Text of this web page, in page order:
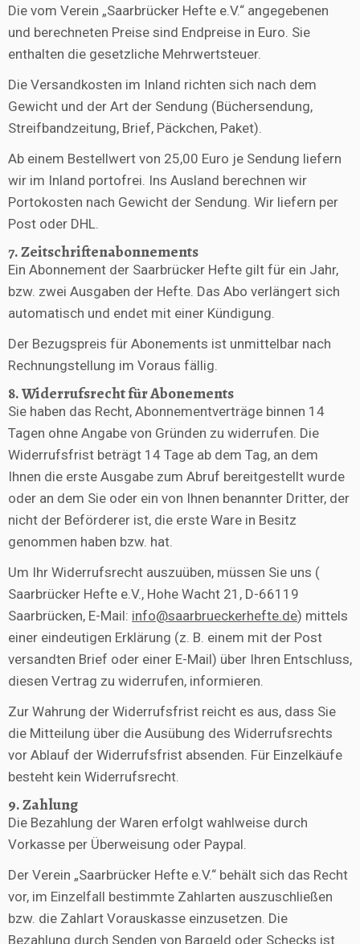
Die vom Verein „Saarbrücker Hefte e.V.“ angegebenen
und berechneten Preise sind Endpreise in Euro. Sie
enthalten die gesetzliche Mehrwertsteuer.
Die Versandkosten im Inland richten sich nach dem
Gewicht und der Art der Sendung (Büchersendung,
Streifbandzeitung, Brief, Päckchen, Paket).
Ab einem Bestellwert von 25,00 Euro je Sendung liefern
wir im Inland portofrei. Ins Ausland berechnen wir
Portokosten nach Gewicht der Sendung. Wir liefern per
Post oder DHL.
7. Zeitschriftenabonnements
Ein Abonnement der Saarbrücker Hefte gilt für ein Jahr,
bzw. zwei Ausgaben der Hefte. Das Abo verlängert sich
automatisch und endet mit einer Kündigung.
Der Bezugspreis für Abonements ist unmittelbar nach
Rechnungstellung im Voraus fällig.
8. Widerrufsrecht für Abonements
Sie haben das Recht, Abonnementverträge binnen 14
Tagen ohne Angabe von Gründen zu widerrufen. Die
Widerrufsfrist beträgt 14 Tage ab dem Tag, an dem
Ihnen die erste Ausgabe zum Abruf bereitgestellt wurde
oder an dem Sie oder ein von Ihnen benannter Dritter, der
nicht der Beförderer ist, die erste Ware in Besitz
genommen haben bzw. hat.
Um Ihr Widerrufsrecht auszuüben, müssen Sie uns (
Saarbrücker Hefte e.V., Hohe Wacht 21, D-66119
Saarbrücken, E-Mail: info@saarbrueckerhefte.de) mittels
einer eindeutigen Erklärung (z. B. einem mit der Post
versandten Brief oder einer E-Mail) über Ihren Entschluss,
diesen Vertrag zu widerrufen, informieren.
Zur Wahrung der Widerrufsfrist reicht es aus, dass Sie
die Mitteilung über die Ausübung des Widerrufsrechts
vor Ablauf der Widerrufsfrist absenden. Für Einzelkäufe
besteht kein Widerrufsrecht.
9. Zahlung
Die Bezahlung der Waren erfolgt wahlweise durch
Vorkasse per Überweisung oder Paypal.
Der Verein „Saarbrücker Hefte e.V.“ behält sich das Recht
vor, im Einzelfall bestimmte Zahlarten auszuschließen
bzw. die Zahlart Vorauskasse einzusetzen. Die
Bezahlung durch Senden von Bargeld oder Schecks ist